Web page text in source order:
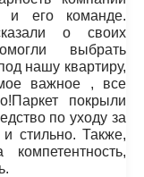
и его команде.
о своих
выбрать
нашу квартиру,
важное , все
покрыли
по уходу за
стильно. Также,